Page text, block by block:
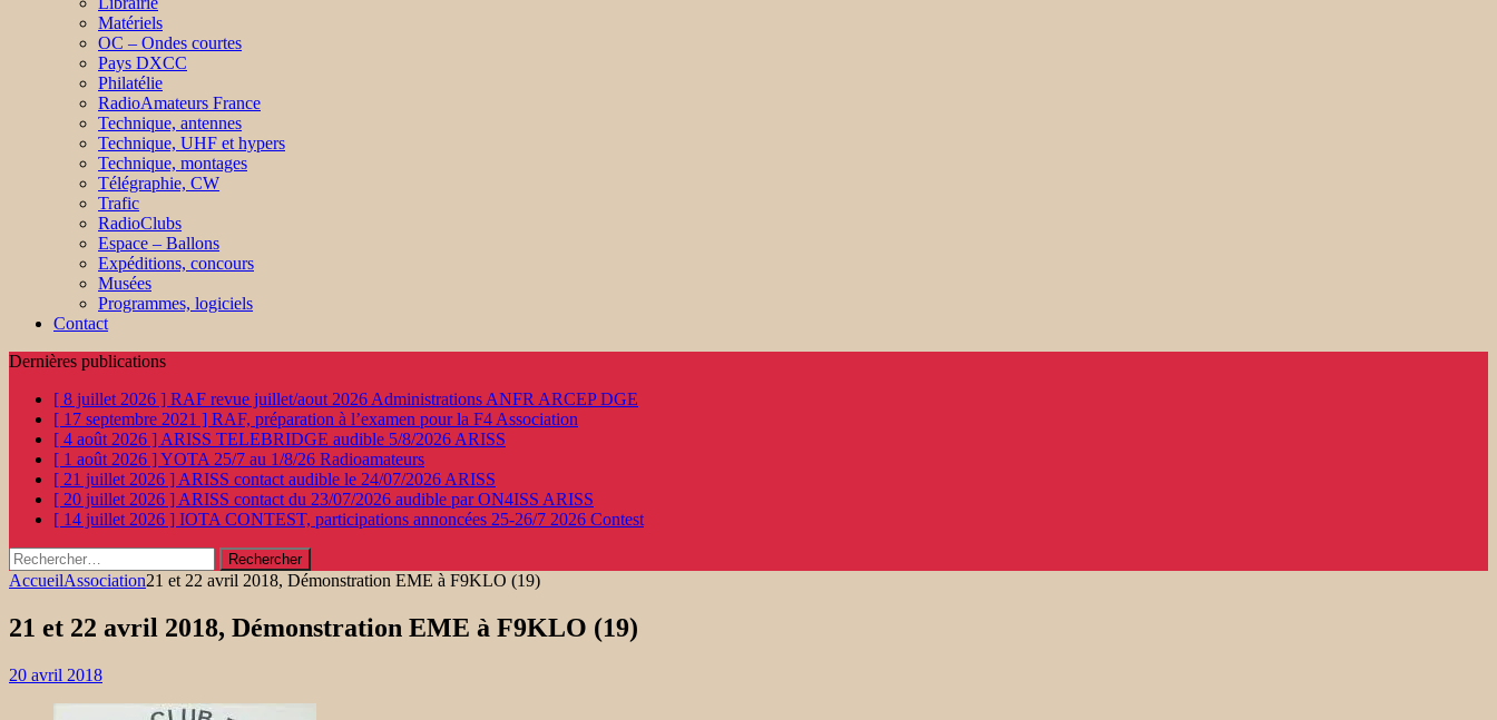
Matériels
OC – Ondes courtes
Pays DXCC
Philatélie
RadioAmateurs France
Technique, antennes
Technique, UHF et hypers
Technique, montages
Télégraphie, CW
Trafic
RadioClubs
Espace – Ballons
Expéditions, concours
Musées
Programmes, logiciels
Contact
Dernières publications
[ 8 juillet 2026 ] RAF revue juillet/aout 2026 Administrations ANFR ARCEP DGE
[ 17 septembre 2021 ] RAF, préparation à l’examen pour la F4 Association
[ 4 août 2026 ] ARISS TELEBRIDGE audible 5/8/2026 ARISS
[ 1 août 2026 ]YOTA 25/7 au 1/8/26 Radioamateurs
[ 21 juillet 2026 ] ARISS contact audible le 24/07/2026 ARISS
[ 20 juillet 2026 ] ARISS contact du 23/07/2026 audible par ON4ISS ARISS
[ 14 juillet 2026 ] IOTA CONTEST, participations annoncées 25-26/7 2026 Contest
Rechercher :
AccueilAssociation21 et 22 avril 2018, Démonstration EME à F9KLO (19)
21 et 22 avril 2018, Démonstration EME à F9KLO (19)
20 avril 2018